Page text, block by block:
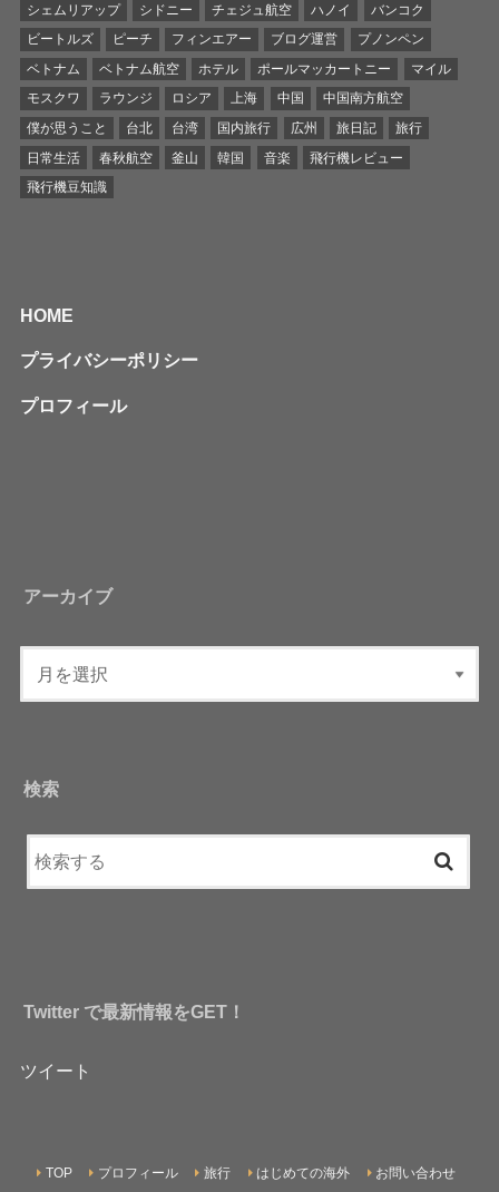
シェムリアップ
シドニー チェジュ航空 ハノイ
バンコク
ビートルズ
ピーチ フィンエアー ブログ運営
プノンペン
ベトナム
ベトナム航空 ホテル ポールマッカートニー
マイル
モスクワ
ラウンジ ロシア 上海 中国
中国南方航空
僕が思うこと
台北 台湾 国内旅行 広州 旅日記
旅行
日常生活
春秋航空 釜山 韓国 音楽
飛行機レビュー
飛行機豆知識
HOME
プライバシーポリシー
プロフィール
アーカイブ
検索
Twitter で最新情報をGET！
ツイート
TOP プロフィール 旅行 はじめての海外 お問い合わせ